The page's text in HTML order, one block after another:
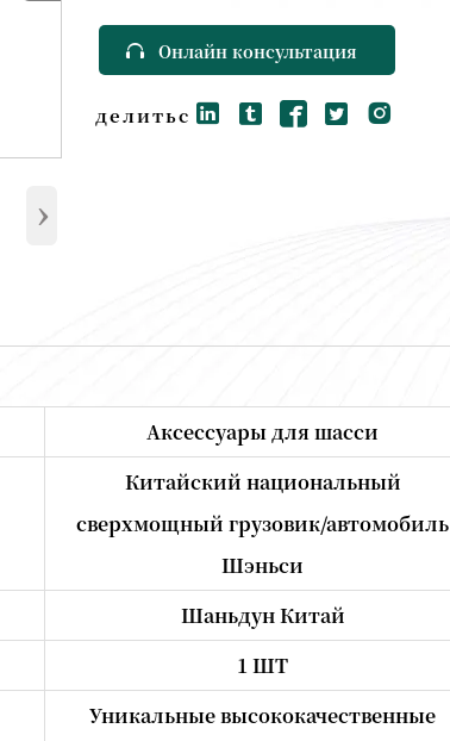
›
 Онлайн консультация
делиться:
    
Аксессуары для шасси
Китайский национальный
сверхмощный грузовик/автомобиль
Шэньси
Шаньдун Китай
1 ШТ
Уникальные высококачественные